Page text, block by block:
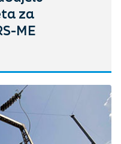
za
ME